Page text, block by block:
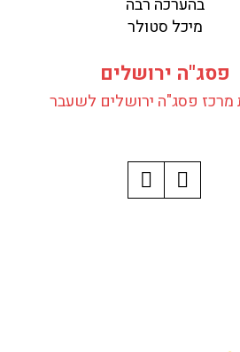
מיכל סטולר
פסג"ה ירושלים
מרכז פסג"ה ירושלים לשעבר